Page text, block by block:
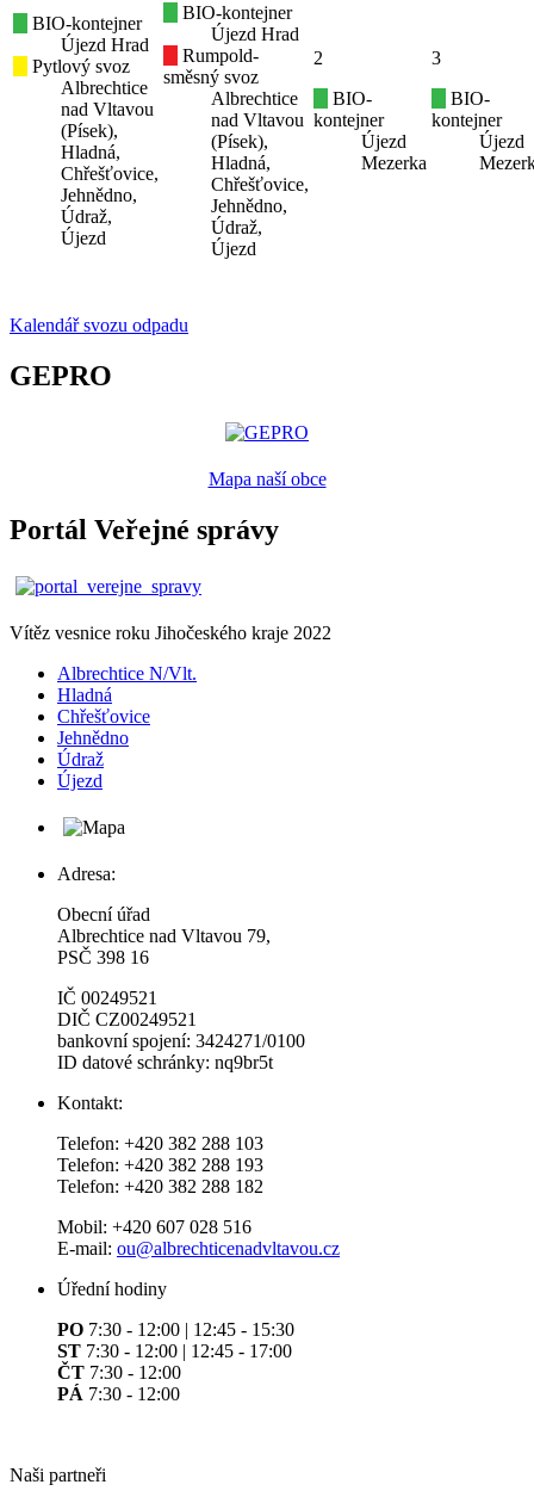
BIO-kontejner
Újezd Hrad
Pytlový svoz
Albrechtice
nad Vltavou
(Písek),
Hladná,
Chřešťovice,
Jehnědno,
Údraž,
Újezd
BIO-kontejner
Újezd Hrad
Rumpold-
směsný svoz
Albrechtice
nad Vltavou
(Písek),
Hladná,
Chřešťovice,
Jehnědno,
Údraž,
Újezd
2
BIO-
kontejner
Újezd
Mezerka
3
BIO-
kontejner
Újezd
Kalendář svozu odpadu
GEPRO
Mapa naší obce
Portál Veřejné správy
Vítěz vesnice roku Jihočeského kraje 2022
Albrechtice N/Vlt.
Hladná
Chřešťovice
Jehnědno
Údraž
Újezd
Adresa:
Obecní úřad
Albrechtice nad Vltavou 79,
PSČ 398 16
IČ 00249521
DIČ CZ00249521
bankovní spojení: 3424271/0100
ID datové schránky: nq9br5t
Kontakt:
Telefon: +420 382 288 103
Telefon: +420 382 288 193
Telefon: +420 382 288 182
Mobil: +420 607 028 516
E-mail: ou@albrechticenadvltavou.cz
Úřední hodiny
PO 7:30 - 12:00 | 12:45 - 15:30
ST 7:30 - 12:00 | 12:45 - 17:00
ČT 7:30 - 12:00
PÁ 7:30 - 12:00
Naši partneři